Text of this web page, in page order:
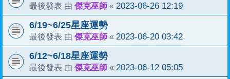
最後發表 由 傑克巫師 « 2023-06-26 12:19
6/19~6/25星座運勢
最後發表 由 傑克巫師 « 2023-06-20 03:42
6/12~6/18星座運勢
最後發表 由 傑克巫師 « 2023-06-12 05:05